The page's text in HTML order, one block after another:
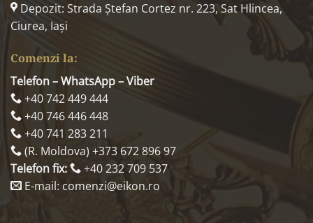
Depozit: Strada Ştefan Cortez nr. 223, Sat Hlincea,
Ciurea, Iaşi
Comenzi la:
Telefon – WhatsApp – Viber
+40 742 449 444
+40 746 446 448
+40 741 283 211
(R. Moldova) +373 672 896 97
Telefon fix:
+40 232 709 537
E-mail: comenzi@eikon.ro